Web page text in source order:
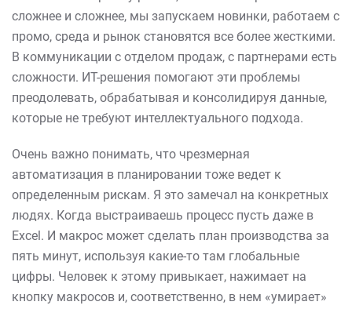
сложнее и сложнее, мы запускаем новинки, работаем с
промо, среда и рынок становятся все более жесткими.
В коммуникации с отделом продаж, с партнерами есть
сложности. ИТ-решения помогают эти проблемы
преодолевать, обрабатывая и консолидируя данные,
которые не требуют интеллектуального подхода.
Очень важно понимать, что чрезмерная
автоматизация в планировании тоже ведет к
определенным рискам. Я это замечал на конкретных
людях. Когда выстраиваешь процесс пусть даже в
Excel. И макрос может сделать план производства за
пять минут, используя какие-то там глобальные
цифры. Человек к этому привыкает, нажимает на
кнопку макросов и, соответственно, в нем «умирает»